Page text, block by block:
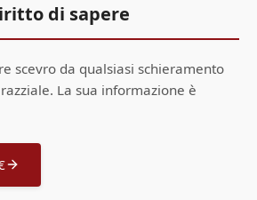
di sapere
scevro da qualsiasi schieramento
La sua informazione è